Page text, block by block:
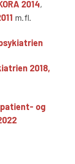
2014,
m.fl.
2018,
og